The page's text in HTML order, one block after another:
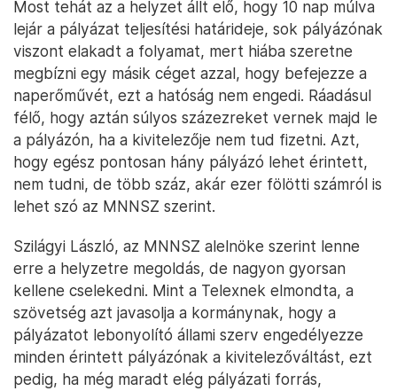
Most tehát az a helyzet állt elő, hogy 10 nap múlva
lejár a pályázat teljesítési határideje, sok pályázónak
viszont elakadt a folyamat, mert hiába szeretne
megbízni egy másik céget azzal, hogy befejezze a
naperőművét, ezt a hatóság nem engedi. Ráadásul
félő, hogy aztán súlyos százezreket vernek majd le
a pályázón, ha a kivitelezője nem tud fizetni. Azt,
hogy egész pontosan hány pályázó lehet érintett,
nem tudni, de több száz, akár ezer fölötti számról is
lehet szó az MNNSZ szerint.
Szilágyi László, az MNNSZ alelnöke szerint lenne
erre a helyzetre megoldás, de nagyon gyorsan
kellene cselekedni. Mint a Telexnek elmondta, a
szövetség azt javasolja a kormánynak, hogy a
pályázatot lebonyolító állami szerv engedélyezze
minden érintett pályázónak a kivitelezőváltást, ezt
pedig, ha még maradt elég pályázati forrás,